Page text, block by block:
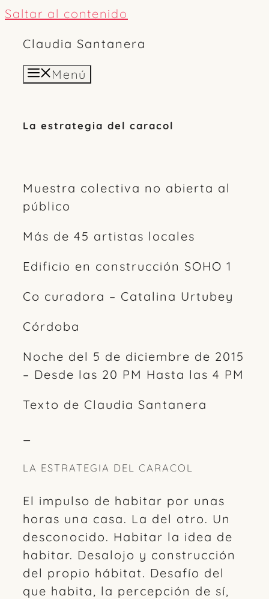
Saltar al contenido
Claudia Santanera
Menú
La estrategia del caracol
Muestra colectiva no abierta al
público
Más de 45 artistas locales
Edificio en construcción SOHO 1
Co curadora – Catalina Urtubey
Córdoba
Noche del 5 de diciembre de 2015
– Desde las 20 PM Hasta las 4 PM
Texto de Claudia Santanera
LA ESTRATEGIA DEL CARACOL
El impulso de habitar por unas
horas una casa. La del otro. Un
desconocido. Habitar la idea de
habitar. Desalojo y construcción
del propio hábitat. Desafío del
que habita, la percepción de sí,